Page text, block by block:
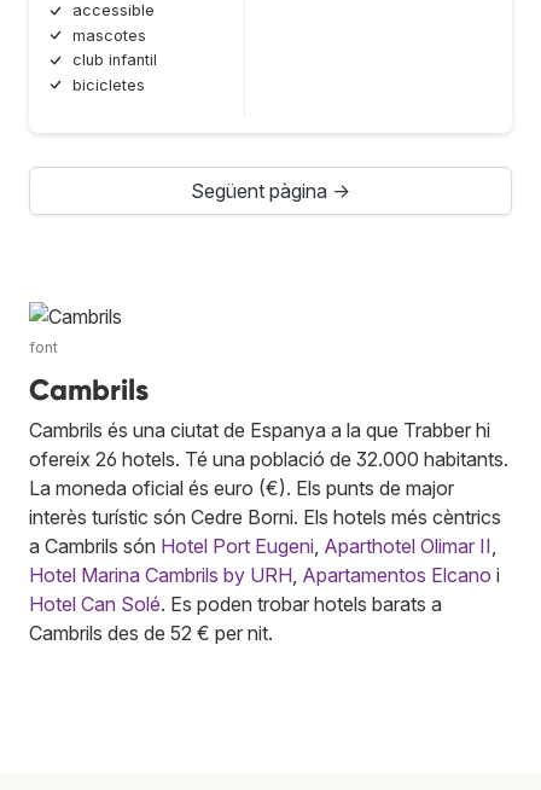
accessible
mascotes
club infantil
bicicletes
Següent pàgina →
font
Cambrils
Cambrils és una ciutat de Espanya a la que Trabber hi
ofereix 26 hotels. Té una població de 32.000 habitants.
La moneda oficial és euro (€). Els punts de major
interès turístic són Cedre Borni. Els hotels més cèntrics
a Cambrils són Hotel Port Eugeni Aparthotel Olimar II
Hotel Marina Cambrils by URH Apartamentos Elcano i
Hotel Can Solé. Es poden trobar hotels barats a
Cambrils des de 52 € per nit.